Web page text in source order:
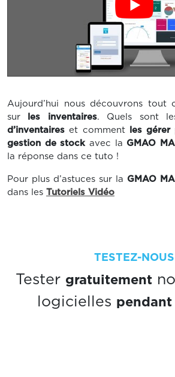
Aujourd’hui nous découvrons tout
sur
les inventaires. Quels sont
d’inventaires et comment les gérer
gestion de stockavec la GMAO
la réponse dans ce tuto !
Pour plus d’astuces sur la GMAO
dans les Tutoriels Vidéo
TESTEZ-NOUS
Tester gratuitement
logicielles